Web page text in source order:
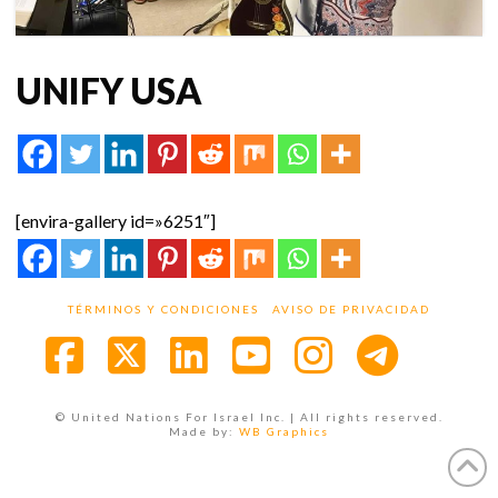
UNIFY USA
[envira-gallery id=»6251″]
TÉRMINOS Y CONDICIONES AVISO DE PRIVACIDAD
© United Nations For Israel Inc. | All rights reserved.
Made by: WB Graphics